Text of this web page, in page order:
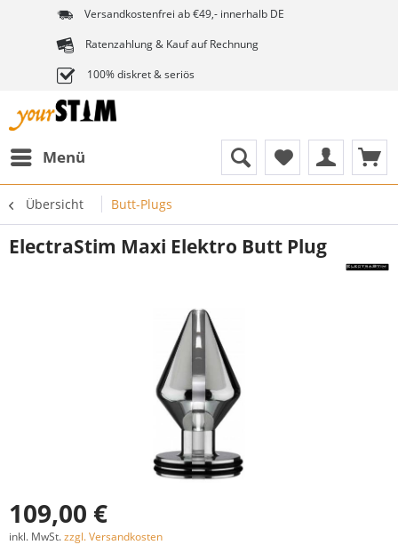
Versandkostenfrei ab €49,- innerhalb DE
Ratenzahlung & Kauf auf Rechnung
100% diskret & seriös
Menü
Übersicht Butt-Plugs
ElectraStim Maxi Elektro Butt Plug
109,00 €
inkl. MwSt.zzgl. Versandkosten